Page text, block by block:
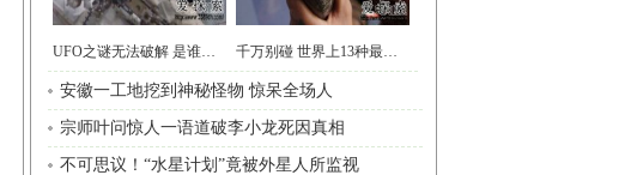
UFO之谜无法破解 是谁制造了“飞碟” 千万别碰 世界上13种最可怕淡水动物
安徽一工地挖到神秘怪物 惊呆全场人
宗师叶问惊人一语道破李小龙死因真相
不可思议！“水星计划”竟被外星人所监视